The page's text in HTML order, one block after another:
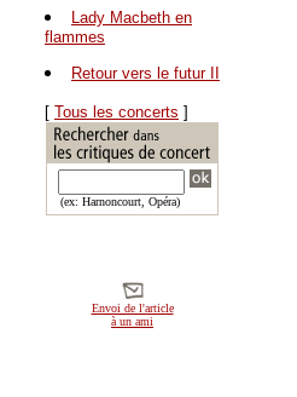
Lady Macbeth en
flammes
Retour vers le futur II
[ Tous les concerts ]
(ex: Harnoncourt, Opéra)
Envoi de l'article
à un ami